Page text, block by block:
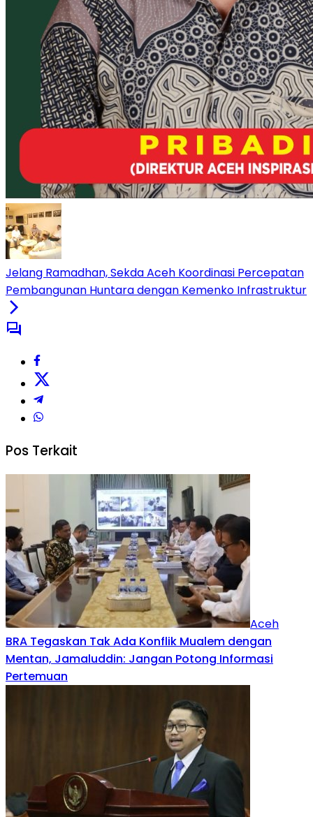
Jelang Ramadhan, Sekda Aceh Koordinasi Percepatan
Pembangunan Huntara dengan Kemenko Infrastruktur‎
Pos Terkait
Aceh
BRA Tegaskan Tak Ada Konflik Mualem dengan
Mentan, Jamaluddin: Jangan Potong Informasi
Pertemuan